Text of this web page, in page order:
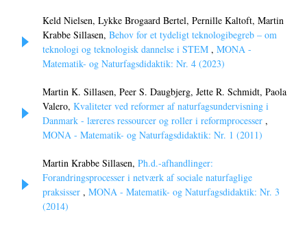
Keld Nielsen, Lykke Brogaard Bertel, Pernille Kaltoft, Martin
Krabbe Sillasen, Behov for et tydeligt teknologibegreb – om
teknologi og teknologisk dannelse i STEM , MONA -
Matematik- og Naturfagsdidaktik: Nr. 4 (2023)
Martin K. Sillasen, Peer S. Daugbjerg, Jette R. Schmidt, Paola
Valero, Kvaliteter ved reformer af naturfagsundervisning i
Danmark - læreres ressourcer og roller i reformprocesser ,
MONA - Matematik- og Naturfagsdidaktik: Nr. 1 (2011)
Martin Krabbe Sillasen, Ph.d.-afhandlinger:
Forandringsprocesser i netværk af sociale naturfaglige
praksisser , MONA - Matematik- og Naturfagsdidaktik: Nr. 3
(2014)